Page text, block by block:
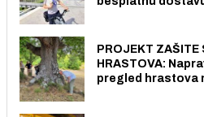
PROJEKT ZAŠITE
HRASTOVA:
pregled hrastova